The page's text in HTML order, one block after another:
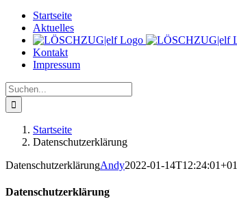
Startseite
Aktuelles
Kontakt
Impressum
Suche
nach:
Startseite
Datenschutzerklärung
DatenschutzerklärungAndy2022-01-
Datenschutzerklärung